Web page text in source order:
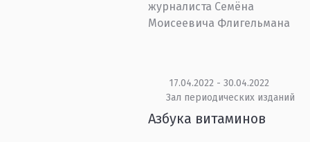
журналиста Семёна
Моисеевича Флигельмана
17.04.2022 - 30.04.2022
Зал периодических изданий
Азбука витаминов